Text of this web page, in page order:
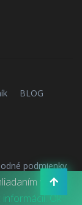
BLOG
podmienky
webu
informácií.Ok